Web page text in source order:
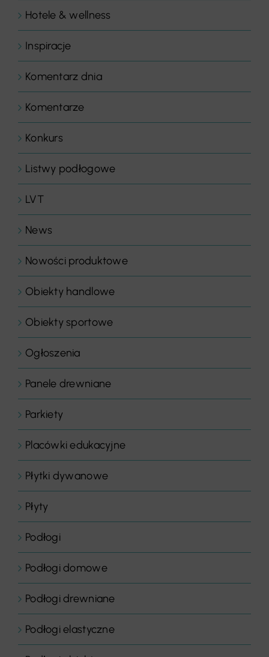
Hotele & wellness
Inspiracje
Komentarz dnia
Komentarze
Konkurs
Listwy podłogowe
LVT
News
Nowości produktowe
Obiekty handlowe
Obiekty sportowe
Ogłoszenia
Panele drewniane
Parkiety
Placówki edukacyjne
Płytki dywanowe
Płyty
Podłogi
Podłogi domowe
Podłogi drewniane
Podłogi elastyczne